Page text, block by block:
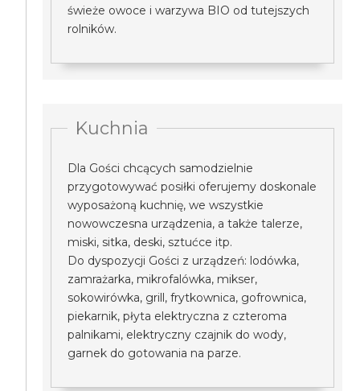
świeże owoce i warzywa BIO od tutejszych
rolników.
Kuchnia
Dla Gości chcących samodzielnie
przygotowywać posiłki oferujemy doskonale
wyposażoną kuchnię, we wszystkie
nowowczesna urządzenia, a także talerze,
miski, sitka, deski, sztućce itp.
Do dyspozycji Gości z urządzeń: lodówka,
zamrażarka, mikrofalówka, mikser,
sokowirówka, grill, frytkownica, gofrownica,
piekarnik, płyta elektryczna z czteroma
palnikami, elektryczny czajnik do wody,
garnek do gotowania na parze.